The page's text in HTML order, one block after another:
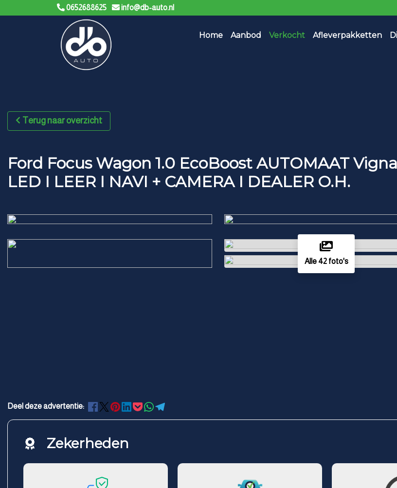
0652688625 info@db-auto.nl
Home Aanbod Verkocht Afleverpakketten
Terug naar overzicht
Ford Focus Wagon 1.0 EcoBoost AUTOMAAT
LED I LEER I NAVI + CAMERA I DEALER O.H.
Alle 42 foto's
Deel deze advertentie:
Zekerheden